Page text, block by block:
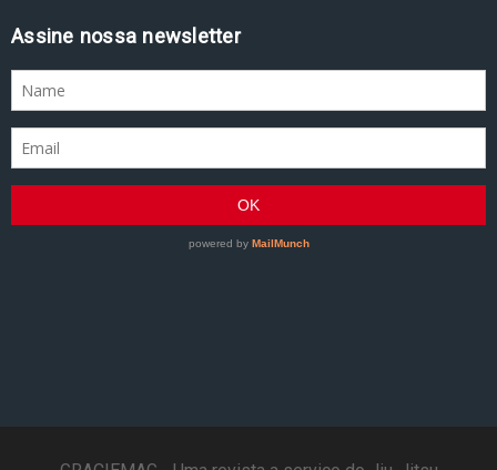
Assine nossa newsletter